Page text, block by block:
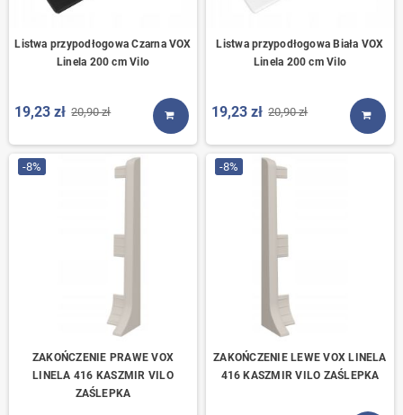
Listwa przypodłogowa Czarna VOX
Linela 200 cm Vilo
19,23 zł 20,90 zł
KUP TERAZ
Listwa przypodłogowa Biała VOX
Linela 200 cm Vilo
19,23 zł 20,90 zł
KUP
-8%
ZAKOŃCZENIE PRAWE VOX
LINELA 416 KASZMIR VILO
ZAŚLEPKA
-8%
ZAKOŃCZENIE LEWE VOX LINELA
416 KASZMIR VILO ZAŚLEPKA